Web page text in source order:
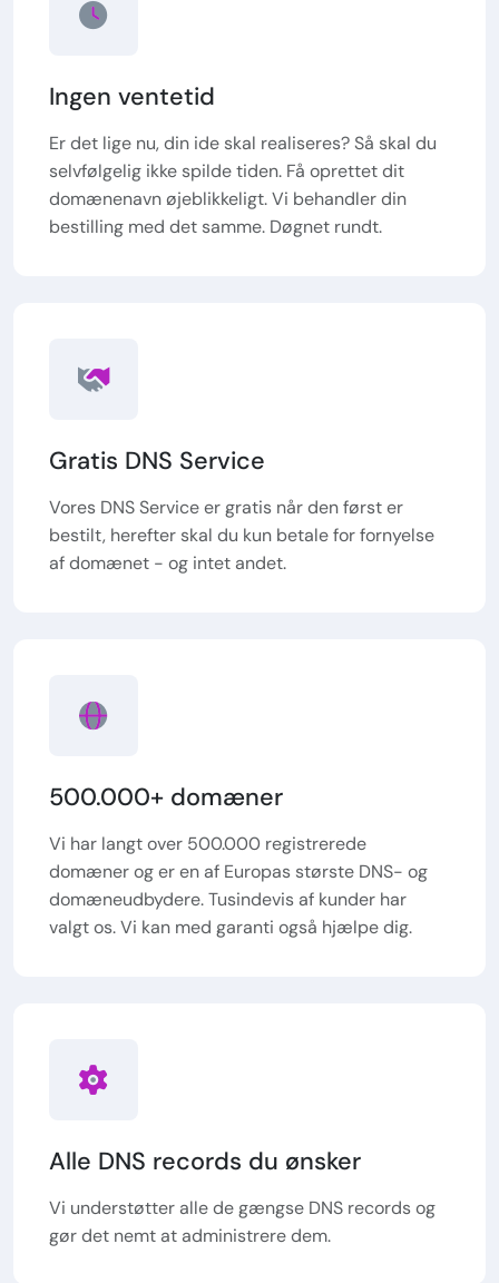
Ingen ventetid
Er det lige nu, din ide skal realiseres? Så skal du
selvfølgelig ikke spilde tiden. Få oprettet dit
domænenavn øjeblikkeligt. Vi behandler din
bestilling med det samme. Døgnet rundt.
Gratis DNS Service
Vores DNS Service er gratis når den først er
bestilt, herefter skal du kun betale for fornyelse
af domænet - og intet andet.
500.000+ domæner
Vi har langt over 500.000 registrerede
domæner og er en af Europas største DNS- og
domæneudbydere. Tusindevis af kunder har
valgt os. Vi kan med garanti også hjælpe dig.
Alle DNS records du ønsker
Vi understøtter alle de gængse DNS records og
gør det nemt at administrere dem.